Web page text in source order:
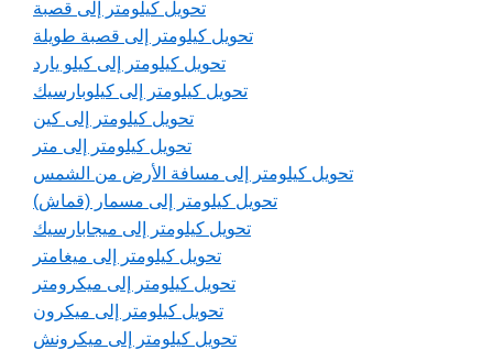
تحويل كيلومتر إلى قصبة
تحويل كيلومتر إلى قصبة طويلة
تحويل كيلومتر إلى كيلو يارد
تحويل كيلومتر إلى كيلوبارسيك
تحويل كيلومتر إلى كين
تحويل كيلومتر إلى متر
تحويل كيلومتر إلى مسافة الأرض من الشمس
تحويل كيلومتر إلى مسمار (قماش)
تحويل كيلومتر إلى ميجابارسيك
تحويل كيلومتر إلى ميغامتر
تحويل كيلومتر إلى ميكرومتر
تحويل كيلومتر إلى ميكرون
تحويل كيلومتر إلى ميكرونش